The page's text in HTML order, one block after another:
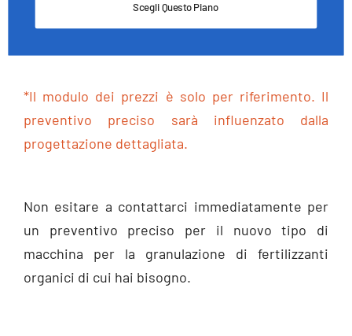
Scegli Questo Piano
*Il modulo dei prezzi è solo per riferimento. Il
preventivo preciso sarà influenzato dalla
progettazione dettagliata.
Non esitare a contattarci immediatamente per
un preventivo preciso per il nuovo tipo di
macchina per la granulazione di fertilizzanti
organici di cui hai bisogno.